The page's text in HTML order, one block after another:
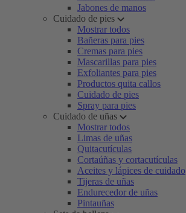
Jabones de manos
Cuidado de pies
Mostrar todos
Bañeras para pies
Cremas para pies
Mascarillas para pies
Exfoliantes para pies
Productos quita callos
Cuidado de pies
Spray para pies
Cuidado de uñas
Mostrar todos
Limas de uñas
Quitacutículas
Cortaúñas y cortacutículas
Aceites y lápices de cuidado
Tijeras de uñas
Endurecedor de uñas
Pintauñas